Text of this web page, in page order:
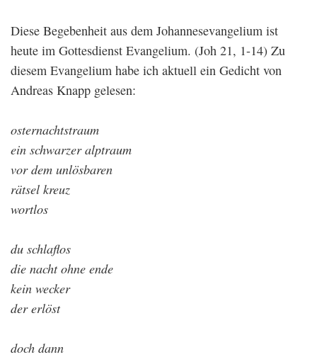
Diese Begebenheit aus dem Johannesevangelium ist
heute im Gottesdienst Evangelium. (Joh 21, 1-14) Zu
diesem Evangelium habe ich aktuell ein Gedicht von
Andreas Knapp gelesen:
osternachtstraum
ein schwarzer alptraum
vor dem unlösbaren
rätsel kreuz
wortlos
du schlaflos
die nacht ohne ende
kein wecker
der erlöst
doch dann